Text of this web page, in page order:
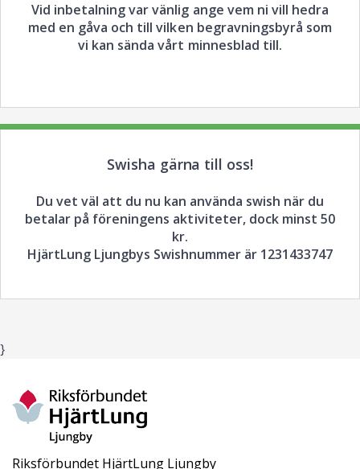
Vid inbetalning var vänlig ange vem ni vill hedra
med en gåva och till vilken begravningsbyrå som
vi kan sända vårt minnesblad till.
Swisha gärna till oss!
Du vet väl att du nu kan använda swish när du
betalar på föreningens aktiviteter, dock minst 50
kr.
HjärtLung Ljungbys Swishnummer är 1231433747
}
Riksförbundet HjärtLung Ljungby